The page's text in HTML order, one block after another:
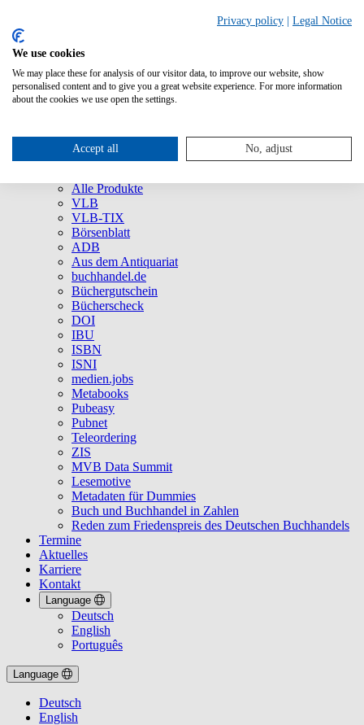
Über uns
Unternehmen
Presse
Service
Alle Produkte
VLB
VLB-TIX
Börsenblatt
ADB
Aus dem Antiquariat
buchhandel.de
Büchergutschein
Bücherscheck
DOI
IBU
ISBN
ISNI
medien.jobs
Metabooks
Pubeasy
Pubnet
Teleordering
ZIS
MVB Data Summit
Lesemotive
Metadaten für Dummies
Buch und Buchhandel in Zahlen
Reden zum Friedenspreis des Deutschen Buchhandels
Termine
Aktuelles
Karriere
Kontakt
Language
Deutsch
English
Português
Language
Deutsch
English
Privacy policy Legal Notice
We use cookies
We may place these for analysis of our visitor data, to improve our website, show
personalised content and to give you a great website experience. For more information
about the cookies we use open the settings.
Accept all No, adjust